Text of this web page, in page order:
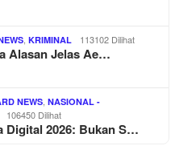
KRIMINAL 113102 Dilihat
Alasan Jelas Ae…
NEWS NASIONAL -
106450 Dilihat
Digital 2026: Bukan S…